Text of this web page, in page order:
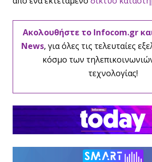
Ακολουθήστε το Infocom.gr
News, για όλες τις τελευταίες
κόσμο των
τεχνολογίας!